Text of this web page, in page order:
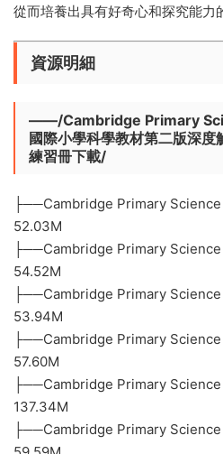
從而培養出具有好奇心和探究能力
資源明細
——/Cambridge Primary
國際小學科學教材第二版深
練習冊下載/
├──Cambridge Primary
52.03M
├──Cambridge Primary
54.52M
├──Cambridge Primary
53.94M
├──Cambridge Primary
57.60M
├──Cambridge Primary
137.34M
├──Cambridge Primary